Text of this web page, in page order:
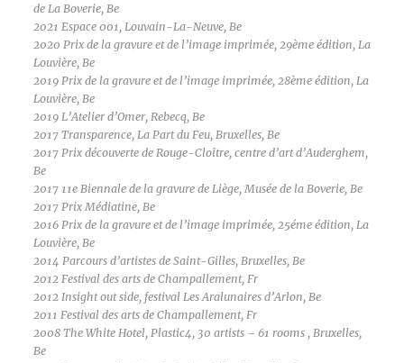
de La Boverie, Be
2021 Espace 001, Louvain-La-Neuve, Be
2020 Prix de la gravure et de l’image imprimée, 29ème édition, La
Louvière, Be
2019 Prix de la gravure et de l’image imprimée, 28ème édition, La
Louvière, Be
2019 L’Atelier d’Omer, Rebecq, Be
2017 Transparence, La Part du Feu, Bruxelles, Be
2017 Prix découverte de Rouge-Cloître, centre d’art d’Auderghem,
Be
2017 11e Biennale de la gravure de Liège, Musée de la Boverie, Be
2017 Prix Médiatine, Be
2016 Prix de la gravure et de l’image imprimée, 25éme édition, La
Louvière, Be
2014 Parcours d’artistes de Saint-Gilles, Bruxelles, Be
2012 Festival des arts de Champallement, Fr
2012 Insight out side, festival Les Aralunaires d’Arlon, Be
2011 Festival des arts de Champallement, Fr
2008 The White Hotel, Plastic4, 30 artists – 61 rooms , Bruxelles,
Be